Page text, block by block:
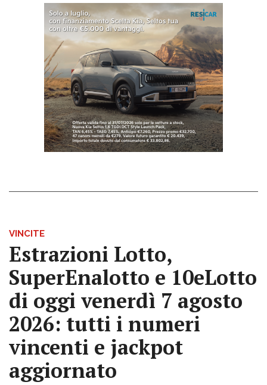
VINCITE
Estrazioni Lotto,
SuperEnalotto e 10eLotto
di oggi venerdì 7 agosto
2026: tutti i numeri
vincenti e jackpot
aggiornato